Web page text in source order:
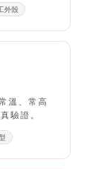
外殼
溫、常高
驗證。